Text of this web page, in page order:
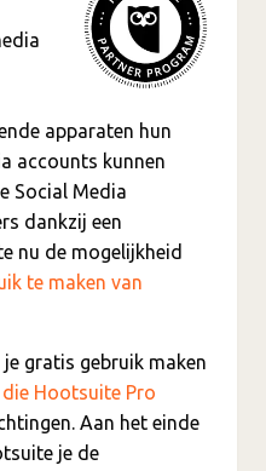
apparaten hun
accounts kunnen
Social Media
dankzij een
nu de mogelijkheid
te maken van
gratis gebruik maken
Hootsuite Pro
Aan het einde
je de